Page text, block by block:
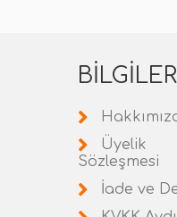
BILGILER
Üyelik
Sözleşmesi
İade ve